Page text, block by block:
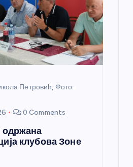
Петровић, Фото:
0 Comments
клубова Зоне